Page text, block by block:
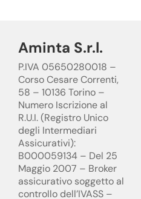
Aminta S.r.l.
P.IVA 05650280018 –
Corso Cesare Correnti,
58 – 10136 Torino –
Numero Iscrizione al
R.U.I. (Registro Unico
degli Intermediari
Assicurativi):
B000059134 – Del 25
Maggio 2007 – Broker
assicurativo soggetto al
controllo dell’IVASS –